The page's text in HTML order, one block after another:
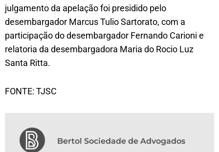
julgamento da apelação foi presidido pelo
desembargador Marcus Tulio Sartorato, com a
participação do desembargador Fernando Carioni e
relatoria da desembargadora Maria do Rocio Luz
Santa Ritta.
FONTE: TJSC
Bertol Sociedade de Advogados